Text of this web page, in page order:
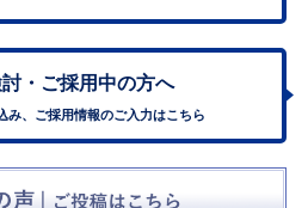
・ ご採用中の方へ
み、ご採用情報のご入力はこちら